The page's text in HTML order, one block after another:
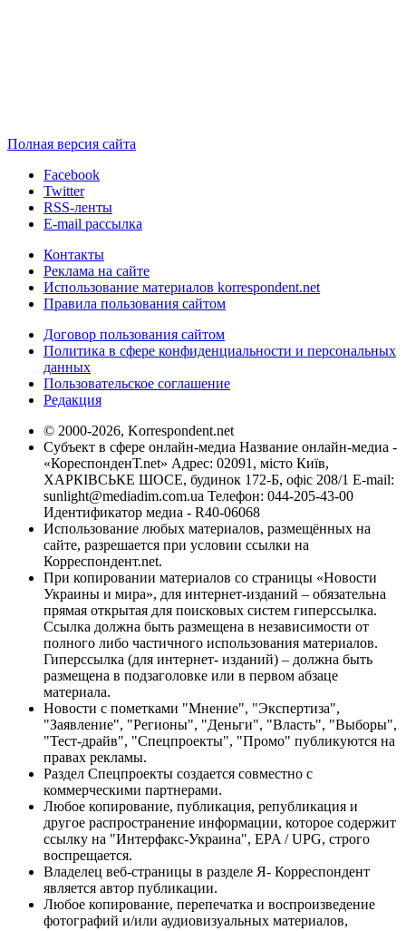
Полная версия сайта
Facebook
Twitter
RSS-ленты
E-mail рассылка
Контакты
Реклама на сайте
Использование материалов korrespondent.net
Правила пользования сайтом
Договор пользования сайтом
Политика в сфере конфиденциальности и персональных
данных
Пользовательское соглашение
Редакция
© 2000-2026, Korrespondent.net
Субъект в сфере онлайн-медиа Название онлайн-медиа -
«КореспонденТ.net» Адрес: 02091, місто Київ,
ХАРКІВСЬКЕ ШОСЕ, будинок 172-Б, офіс 208/1 E-mail:
sunlight@mediadim.com.ua Телефон: 044-205-43-00
Идентификатор медиа - R40-06068
Использование любых материалов, размещённых на
сайте, разрешается при условии ссылки на
Корреспондент.net.
При копировании материалов со страницы «Новости
Украины и мира», для интернет-изданий – обязательна
прямая открытая для поисковых систем гиперссылка.
Ссылка должна быть размещена в независимости от
полного либо частичного использования материалов.
Гиперссылка (для интернет- изданий) – должна быть
размещена в подзаголовке или в первом абзаце
материала.
Новости с пометками "Мнение", "Экспертиза",
"Заявление", "Регионы", "Деньги", "Власть", "Выборы",
"Тест-драйв", "Спецпроекты", "Промо" публикуются на
правах рекламы.
Раздел Спецпроекты создается совместно с
коммерческими партнерами.
Любое копирование, публикация, републикация и
другое распространение информации, которое содержит
ссылку на "Интерфакс-Украина", EPA / UPG, строго
воспрещается.
Владелец веб-страницы в разделе Я- Корреспондент
является автор публикации.
Любое копирование, перепечатка и воспроизведение
фотографий и/или аудиовизуальных материалов,